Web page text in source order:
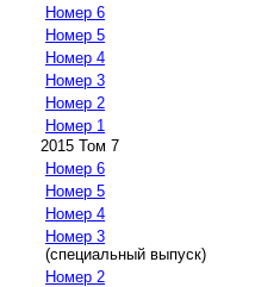
Номер 6
Номер 5
Номер 4
Номер 3
Номер 2
Номер 1
2015 Том 7
Номер 6
Номер 5
Номер 4
Номер 3
(специальный выпуск)
Номер 2